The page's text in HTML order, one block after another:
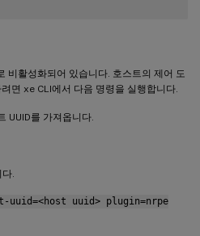
비활성화되어 있습니다. 호스트의 제어 도
면 xe CLI에서 다음 명령을 실행합니다.
UUID를 가져옵니다.
.
uuid> plugin=nrpe